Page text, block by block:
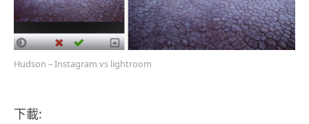
Hudson – Instagram vs lightroom
下載: